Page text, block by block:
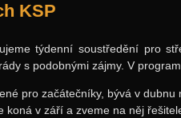
KSP
týdenní soustředění pro
s podobnými zájmy. V
pro začátečníky, bývá v
koná v září a zveme na něj